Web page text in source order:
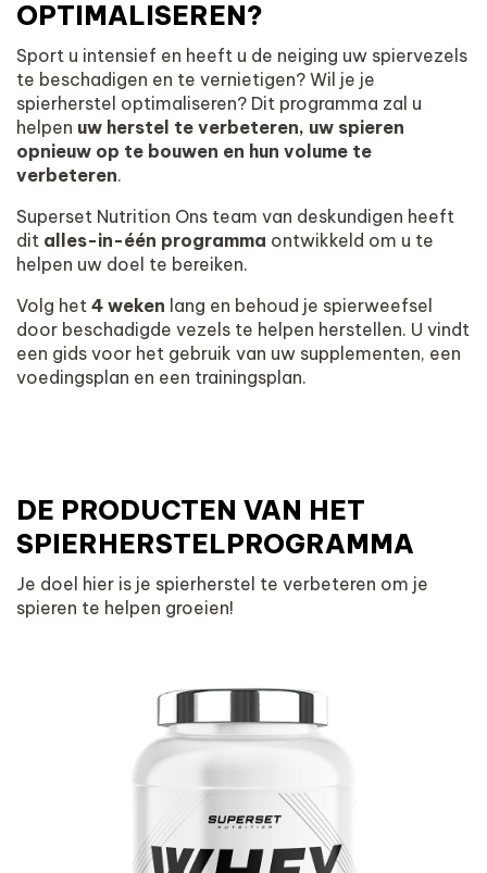
OPTIMALISEREN?
Sport u intensief en heeft u de neiging uw spiervezels
te beschadigen en te vernietigen? Wil je je
spierherstel optimaliseren? Dit programma zal u
helpen uw herstel te verbeteren, uw spieren
opnieuw op te bouwen en hun volume te
verbeteren.
Superset Nutrition Ons team van deskundigen heeft
dit alles-in-één programma ontwikkeld om u te
helpen uw doel te bereiken.
Volg het 4 weken lang en behoud je spierweefsel
door beschadigde vezels te helpen herstellen. U vindt
een gids voor het gebruik van uw supplementen, een
voedingsplan en een trainingsplan.
DE PRODUCTEN VAN HET
SPIERHERSTELPROGRAMMA
Je doel hier is je spierherstel te verbeteren om je
spieren te helpen groeien!